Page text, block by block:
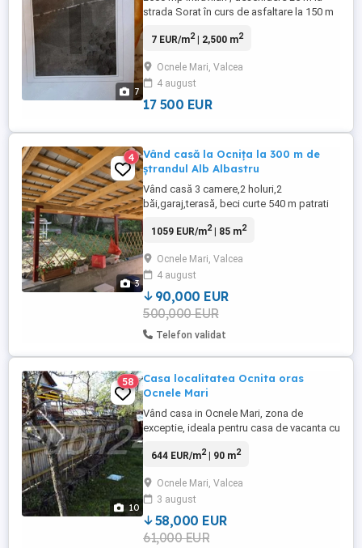
7
strada Sorat în curs de asfaltare la 150 m
DN 67 și Ocnița Ocnele Mari . 12 km de Rm
Curent , apa, canalizare la 200m
7 EUR/m2| 2,500 m2
Ocnele Mari, Valcea
4 august
17 500 EUR
3
4
Vând casă la Ocnița la 300 m de
ștrandul Alb Albastru
Vând casă 3 camere,2 holuri,2
băi,garaj,terasă, beci curte 540 m patrati
1059 EUR/m2| 85 m2
Ocnele Mari, Valcea
4 august
90,000 EUR
500,000 EUR
Telefon validat
10
58
Casa localitatea Ocnita oras
Ocnele Mari
Vând casa in Ocnele Mari, zona de
exceptie, ideala pentru casa de vacanta cu
si parter, finisate in
5 camere (2 demisol si 3 parter) si baie
complet utilate. 2 balcoane, cablu, apa
curenta (rece si calda din boiler), cada, ...
644 EUR/m2| 90 m2
Ocnele Mari, Valcea
3 august
58,000 EUR
61,000 EUR